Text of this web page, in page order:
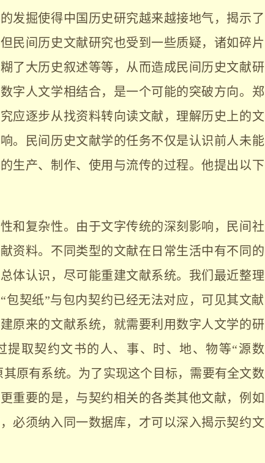
发掘使得中国历史研究越来越接地气，揭示了
民间历史文献研究也受到一些质疑，诸如碎片
了大历史叙述等等，从而造成民间历史文献研
字人文学相结合，是一个可能的突破方向。郑
应逐步从找资料转向读文献，理解历史上的文
。民间历史文献学的任务不仅是认识前人未能
生产、制作、使用与流传的过程。他提出以下
和复杂性。由于文字传统的深刻影响，民间社
资料。不同类型的文献在日常生活中有不同的
体认识，尽可能重建文献系统。我们最近整理
包契纸”与包内契约已经无法对应，可见其文献
原来的文献系统，就需要利用数字人文学的研
提取契约文书的人、事、时、地、物等“源数
原有系统。为了实现这个目标，需要有全文数
重要的是，与契约相关的各类其他文献，例如
必须纳入同一数据库，才可以深入揭示契约文